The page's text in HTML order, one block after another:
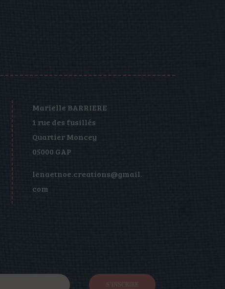
Marielle BARRIERE
1 rue des fusillés
Quartier Moncey
05000 GAP
lenaetnoe.creations@gmail.
com
S’INSCRIRE